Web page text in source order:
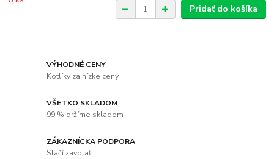
Pridať do košíka
VÝHODNÉ CENY
Kotlíky za nízke ceny
VŠETKO SKLADOM
99 % držíme skladom
ZÁKAZNÍCKA PODPORA
Stačí zavolať